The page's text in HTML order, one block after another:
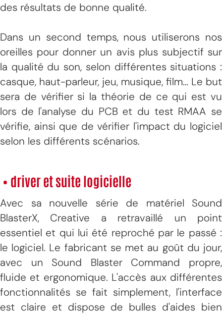
des résultats de bonne qualité.
Dans un second temps, nous utiliserons nos
oreilles pour donner un avis plus subjectif sur
la qualité du son, selon différentes situations :
casque, haut-parleur, jeu, musique, film… Le but
sera de vérifier si la théorie de ce qui est vu
lors de l'analyse du PCB et du test RMAA se
vérifie, ainsi que de vérifier l'impact du logiciel
selon les différents scénarios.
• driver et suite logicielle
Avec sa nouvelle série de matériel Sound
BlasterX, Creative a retravaillé un point
essentiel et qui lui été reproché par le passé :
le logiciel. Le fabricant se met au goût du jour,
avec un Sound Blaster Command propre,
fluide et ergonomique. L'accès aux différentes
fonctionnalités se fait simplement, l'interface
est claire et dispose de bulles d'aides bien